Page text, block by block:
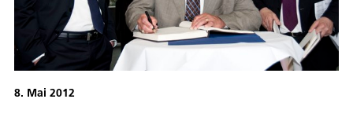
8. Mai 2012